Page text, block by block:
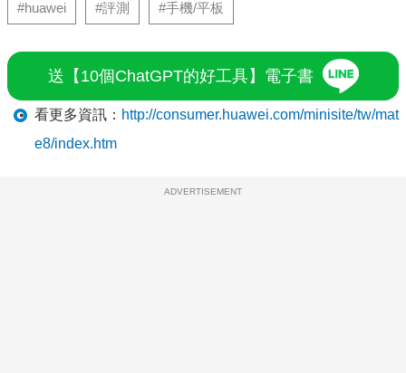
#huawei #評測 #手機/平板
送【10個ChatGPT的好工具】電子書
看更多資訊： http://consumer.huawei.com/minisite/tw/mat
e8/index.htm
ADVERTISEMENT